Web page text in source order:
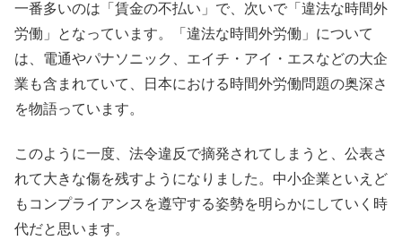
一番多いのは「賃金の不払い」で、次いで「違法な時間外
労働」となっています。「違法な時間外労働」について
は、電通やパナソニック、エイチ・アイ・エスなどの大企
業も含まれていて、日本における時間外労働問題の奥深さ
を物語っています。
このように一度、法令違反で摘発されてしまうと、公表さ
れて大きな傷を残すようになりました。中小企業といえど
もコンプライアンスを遵守する姿勢を明らかにしていく時
代だと思います。